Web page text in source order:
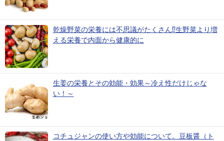
乾燥野菜の栄養には不思議がたくさん⁉︎生野菜より増
える栄養で内面から健康的に
生姜の栄養とその効能・効果～冷え性だけじゃな
い！～
コチュジャンの使い方や効能について。豆板醤（ト